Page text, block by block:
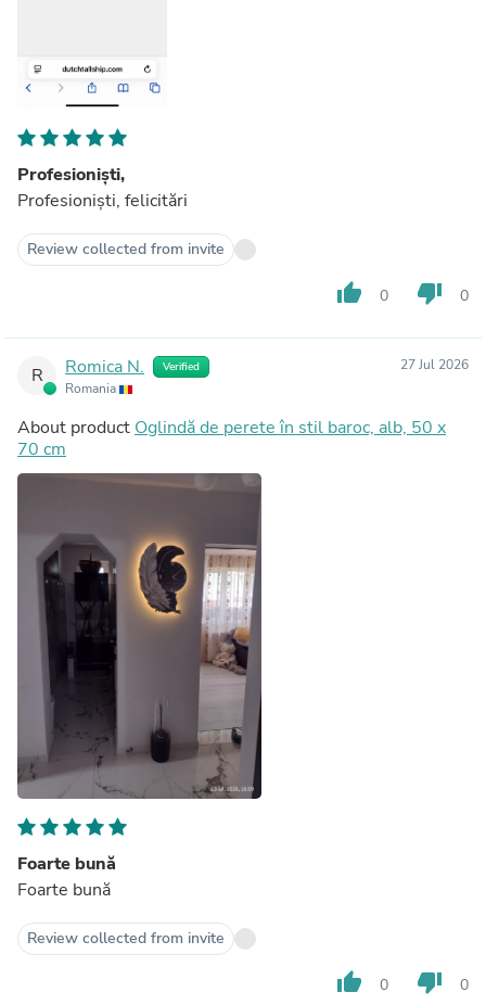
Profesioniști,
Profesioniști, felicitări
Review collected from invite
thumb_up 0 thumb_down 0
R Romica N. Verified
Romania
27 Jul 2026
About product Oglindă de perete în stil baroc, alb, 50 x
70 cm
Foarte bună
Foarte bună
Review collected from invite
thumb_up 0 thumb_down 0